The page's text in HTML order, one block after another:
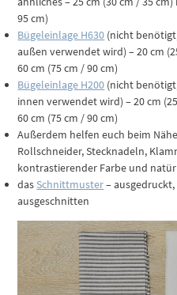
95 cm)
Bügeleinlage H630 (nicht
außen verwendet wird) – 20 cm
60 cm (75 cm / 90 cm)
Bügeleinlage H200 (nicht
innen verwendet wird) – 20 cm
60 cm (75 cm / 90 cm)
Außerdem helfen euch beim
Rollschneider, Stecknadeln,
kontrastierender Farbe und
das Schnittmuster–
ausgeschnitten